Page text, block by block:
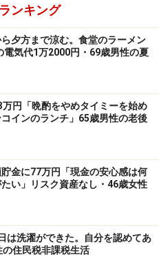
ることがございます
の正確性を保証するもの
誘を目的としたものでは
資はリスクを伴います。投
身の責任でお願いします
最新の内容をご確認くださ
を目的としており、特定の金融
はありません。
ご判断はご自身の責任において
ては十分に配慮しております
なく、これに基づく損失・損害
負いません。
ず各金融機関やサービス提供者
ンキング
ら夕方まで涼む。食堂のラーメン
電気代1万2000円・69歳男性の夏
円「晩酌をやめタイミーを始め
インのランチ」65歳男性の老後
金に77万円「現金の安心感は何
い」リスク資産なし・46歳女性
は洗濯ができた。自分を認めてあ
住民税非課税生活